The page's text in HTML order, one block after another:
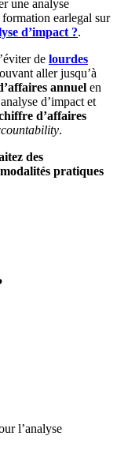
une analyse
earlegal sur
d’impact ?.
de lourdes
aller jusqu’à
annuel en
d’impact et
d’affaires
.
des
pratiques
l’analyse